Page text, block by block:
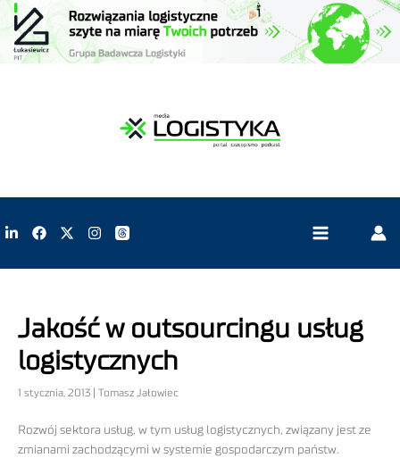
Jakość w outsourcingu usług
logistycznych
1 stycznia, 2013 | Tomasz Jałowiec
Rozwój sektora usług, w tym usług logistycznych, związany jest ze
zmianami zachodzącymi w systemie gospodarczym państw.